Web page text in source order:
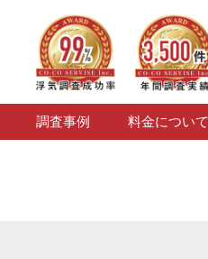
調査事例 料金について